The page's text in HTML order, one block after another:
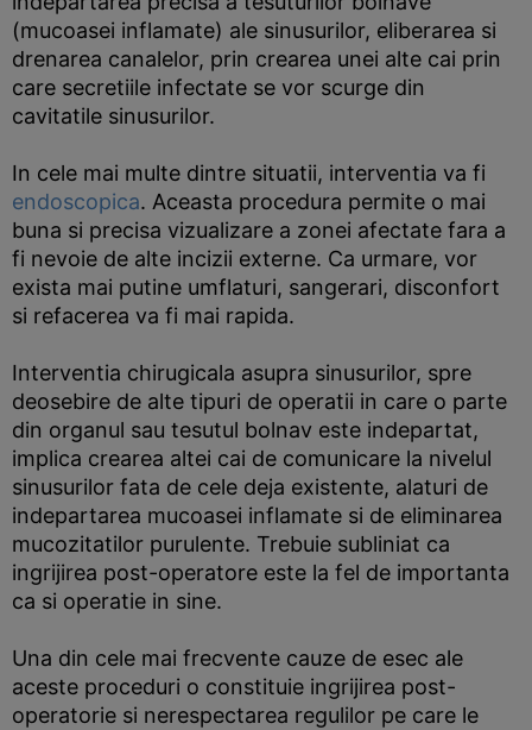
(mucoasei inflamate) ale sinusurilor, eliberarea si
drenarea canalelor, prin crearea unei alte cai prin
care secretiile infectate se vor scurge din
cavitatile sinusurilor.
In cele mai multe dintre situatii, interventia va fi
endoscopica. Aceasta procedura permite o mai
buna si precisa vizualizare a zonei afectate fara a
fi nevoie de alte incizii externe. Ca urmare, vor
exista mai putine umflaturi, sangerari, disconfort
si refacerea va fi mai rapida.
Interventia chirugicala asupra sinusurilor, spre
deosebire de alte tipuri de operatii in care o parte
din organul sau tesutul bolnav este indepartat,
implica crearea altei cai de comunicare la nivelul
sinusurilor fata de cele deja existente, alaturi de
indepartarea mucoasei inflamate si de eliminarea
mucozitatilor purulente. Trebuie subliniat ca
ingrijirea post-operatore este la fel de importanta
ca si operatie in sine.
Una din cele mai frecvente cauze de esec ale
aceste proceduri o constituie ingrijirea post-
operatorie si nerespectarea regulilor pe care le